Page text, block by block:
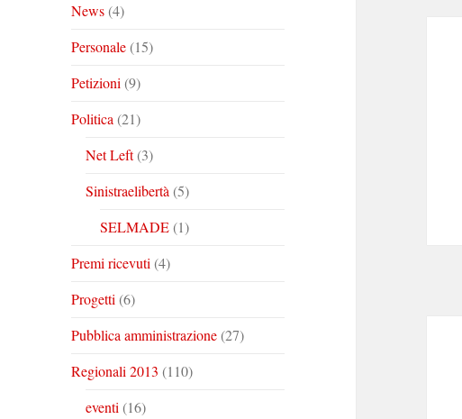
News(4)
Personale(15)
Petizioni (9)
Politica (21)
Net Left(3)
Sinistraelibertà (5)
SELMADE(1)
Premi ricevuti (4)
Progetti (6)
Pubblica amministrazione(27)
Regionali 2013 (110)
eventi (16)